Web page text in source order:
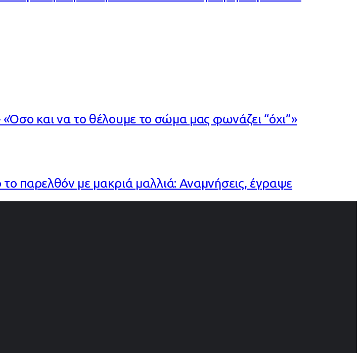
και να το θέλουμε το σώμα μας φωνάζει “όχι”»
παρελθόν με μακριά μαλλιά: Αναμνήσεις, έγραψε